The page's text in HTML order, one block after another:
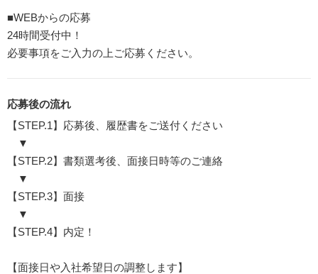
■WEBからの応募
24時間受付中！
必要事項をご入力の上ご応募ください。
応募後の流れ
【STEP.1】応募後、履歴書をご送付ください
▼
【STEP.2】書類選考後、面接日時等のご連絡
▼
【STEP.3】面接
▼
【STEP.4】内定！
【面接日や入社希望日の調整します】